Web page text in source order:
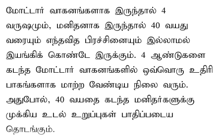
மோட்டார் வாகனங்களாக இருந்தால் 4
வருஷமும், மனிதனாக இருந்தால் 40 வயது
வரையும் எந்தவித பிரச்சினையும் இல்லாமல்
இயங்கிக் கொண்டே இருக்கும். 4 ஆண்டுகளை
கடந்த மோட்டார் வாகனங்களில் ஒவ்வொரு உதிரி
பாகங்களாக மாற்ற வேண்டிய நிலை வரும்.
அதுபோல், 40 வயதை கடந்த மனிதர்களுக்கு
முக்கிய உடல் உறுப்புகள் பாதிப்படைய
தொடங்கும்.